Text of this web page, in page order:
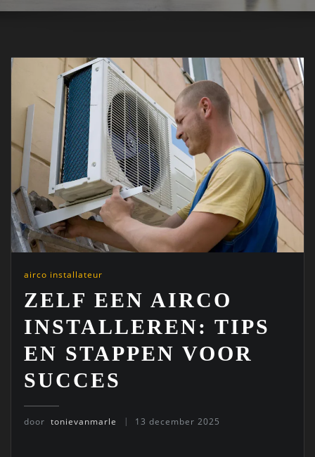
airco installateur
ZELF EEN AIRCO
INSTALLEREN: TIPS
EN STAPPEN VOOR
SUCCES
door tonievanmarle 13 december 2025